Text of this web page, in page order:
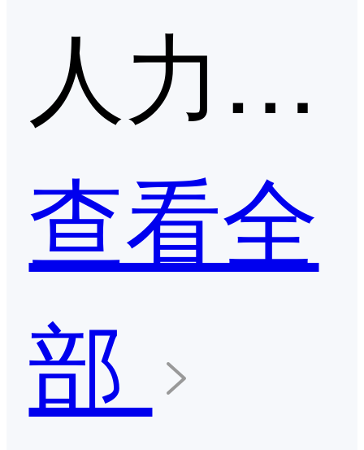
人力资源一体化第二季度口碑产品
查看全
部